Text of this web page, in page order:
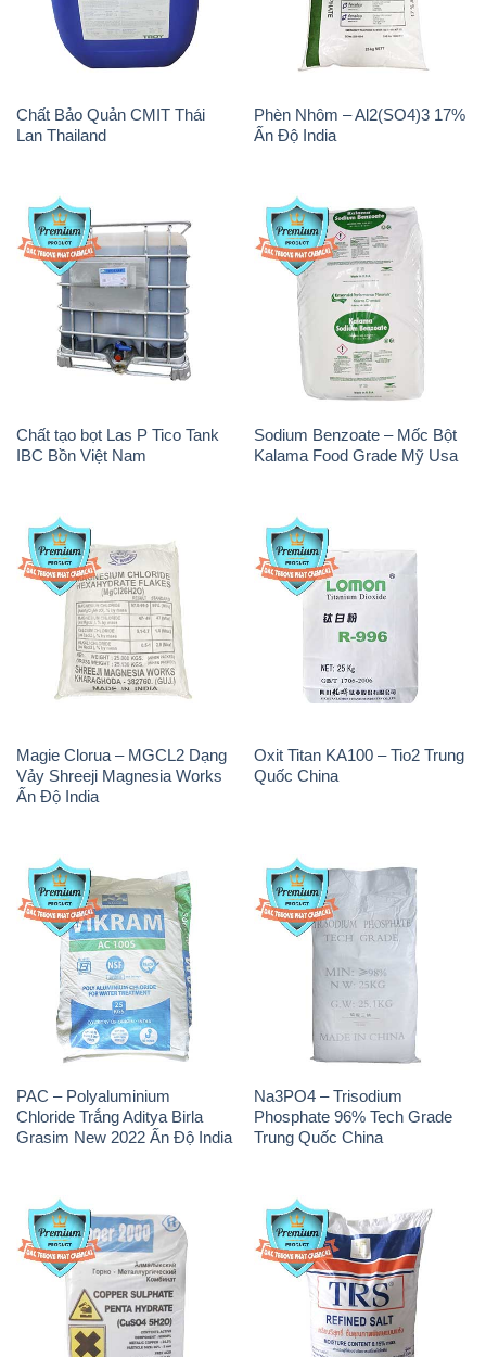
Chất Bảo Quản CMIT Thái
Lan Thailand
Phèn Nhôm – Al2(SO4)3 17%
Ấn Độ India
Chất tạo bọt Las P Tico Tank
IBC Bồn Việt Nam
Sodium Benzoate – Mốc Bột
Kalama Food Grade Mỹ Usa
Magie Clorua – MGCL2 Dạng
Vảy Shreeji Magnesia Works
Ấn Độ India
Oxit Titan KA100 – Tio2 Trung
Quốc China
PAC – Polyaluminium
Chloride Trắng Aditya Birla
Grasim New 2022 Ấn Độ India
Na3PO4 – Trisodium
Phosphate 96% Tech Grade
Trung Quốc China